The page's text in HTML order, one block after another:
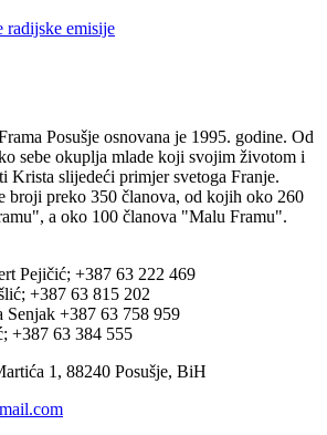
radijske emisije
Posušje osnovana je 1995. godine. Od
sebe okuplja mlade koji svojim životom i
Krista slijedeći primjer svetoga Franje.
broji preko 350 članova, od kojih oko 260
a oko 100 članova "Malu Framu".
Pejičić; +387 63 222 469
+387 63 815 202
Senjak +387 63 758 959
+387 63 384 555
1, 88240 Posušje, BiH